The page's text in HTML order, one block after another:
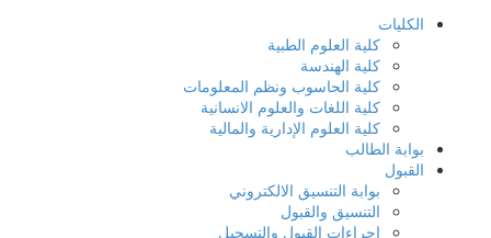
الكليات
كلية العلوم الطبية
كلية الهندسة
كلية الحاسوب ونظم المعلومات
كلية اللغات والعلوم الانسانية
كلية العلوم الإدارية والمالية
بوابة الطالب
القبول
بوابة التنسيق الالكتروني
التنسيق والقبول
إجراءات القبول والتسجيل